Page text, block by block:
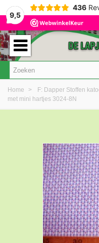
9,5
436
Home > F: Dapper Stoffen
met mini hartjes 3024-8N